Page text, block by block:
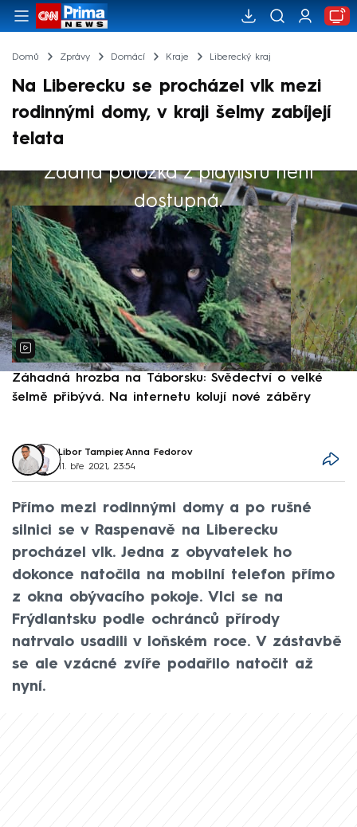
Domů Zprávy Domácí Kraje Liberecký kraj
Na Liberecku se procházel vlk mezi
rodinnými domy, v kraji šelmy zabíjejí
telata
Žádná položka z playlistu není
dostupná.
Výběr redakce
Záhadná hrozba na Táborsku: Svědectví o velké
šelmě přibývá. Na internetu kolují nové záběry
Libor Tampier, Anna Fedorov
11. bře 2021, 23:54
Přímo mezi rodinnými domy a po rušné
silnici se v Raspenavě na Liberecku
procházel vlk. Jedna z obyvatelek ho
dokonce natočila na mobilní telefon přímo
z okna obývacího pokoje. Vlci se na
Frýdlantsku podle ochránců přírody
natrvalo usadili v loňském roce. V zástavbě
se ale vzácné zvíře podařilo natočit až
nyní.